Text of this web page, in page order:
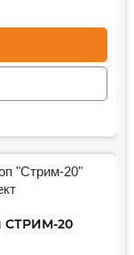
СТРИМ-20